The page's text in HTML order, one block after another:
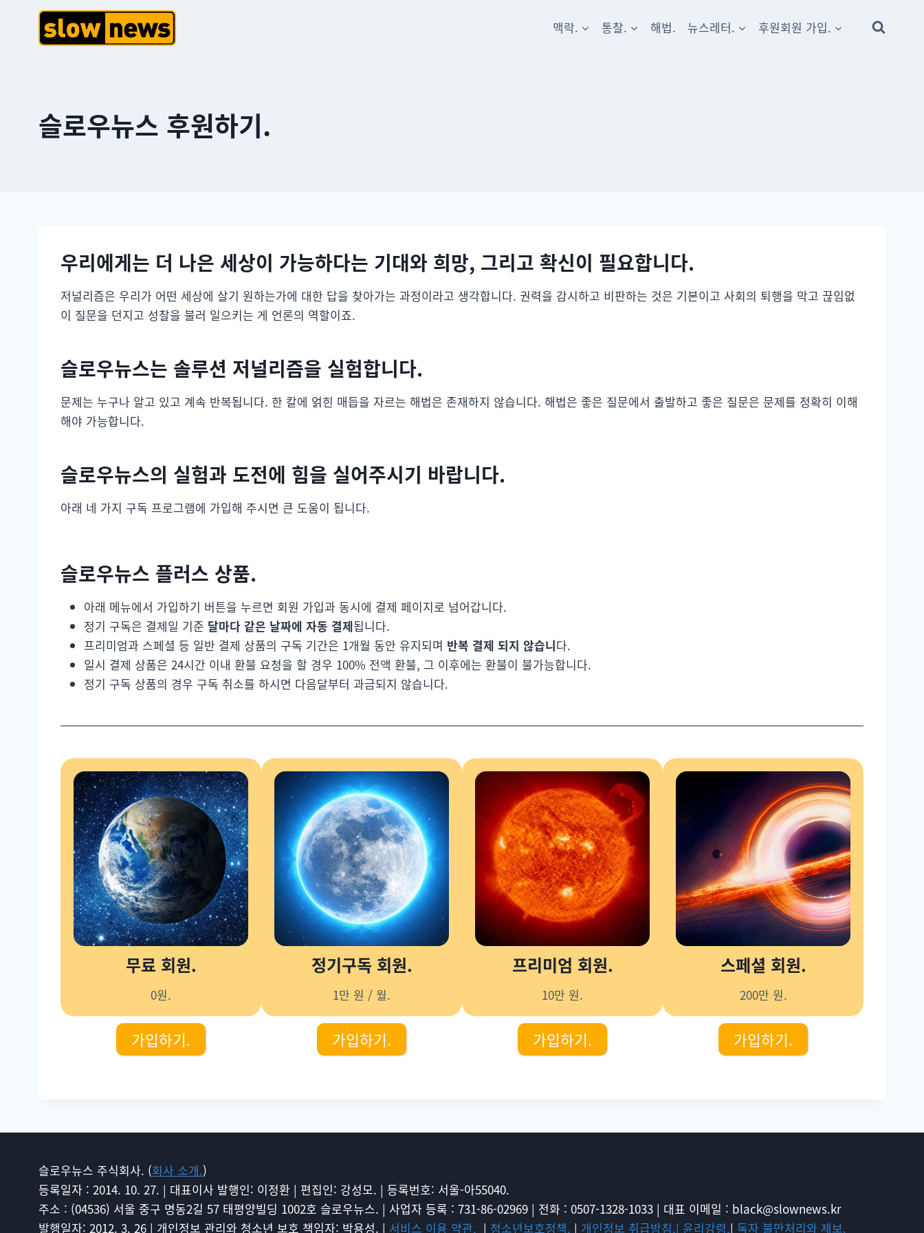
맥락. 통찰. 해법. 뉴스레터. 후원회원 가입.
슬로우뉴스 후원하기.
우리에게는 더 나은 세상이 가능하다는 기대와 희망, 그리고 확신이 필요합니다.
저널리즘은 우리가 어떤 세상에 살기 원하는가에 대한 답을 찾아가는 과정이라고 생각합니다. 권력을 감시하고 비판하는 것은 기본이고 사회의 퇴행을 막고 끊임없
이 질문을 던지고 성찰을 불러 일으키는 게 언론의 역할이죠.
슬로우뉴스는 솔루션 저널리즘을 실험합니다.
문제는 누구나 알고 있고 계속 반복됩니다. 한 칼에 얽힌 매듭을 자르는 해법은 존재하지 않습니다. 해법은 좋은 질문에서 출발하고 좋은 질문은 문제를 정확히 이해
해야 가능합니다.
슬로우뉴스의 실험과 도전에 힘을 실어주시기 바랍니다.
아래 네 가지 구독 프로그램에 가입해 주시면 큰 도움이 됩니다.
슬로우뉴스 플러스 상품.
아래 메뉴에서 가입하기 버튼을 누르면 회원 가입과 동시에 결제 페이지로 넘어갑니다.
정기 구독은 결제일 기준 달마다 같은 날짜에 자동 결제됩니다.
프리미엄과 스페셜 등 일반 결제 상품의 구독 기간은 1개월 동안 유지되며 반복 결제 되지 않습니다.
일시 결제 상품은 24시간 이내 환불 요청을 할 경우 100% 전액 환불, 그 이후에는 환불이 불가능합니다.
정기 구독 상품의 경우 구독 취소를 하시면 다음달부터 과금되지 않습니다.
무료 회원.
0원.
가입하기.
정기구독 회원.
1만 원 / 월.
가입하기.
프리미엄 회원.
10만 원.
가입하기.
스페셜 회원.
200만 원.
가입하기.
슬로우뉴스 주식회사. (회사 소개.)
등록일자 : 2014. 10. 27. | 대표이사 발행인: 이정환 | 편집인: 강성모. | 등록번호: 서울-아55040.
주소 : (04536) 서울 중구 명동2길 57 태평양빌딩 1002호 슬로우뉴스. | 사업자 등록 : 731-86-02969 | 전화 : 0507-1328-1033 | 대표 이메일 : black@slownews.kr
발행일자: 2012. 3. 26 | 개인정보 관리와 청소년 보호 책임자: 박용성. | 서비스 이용 약관. | 청소년보호정책. | 개인정보 취급방침.| 윤리강령.| 독자 불만처리와 제보.